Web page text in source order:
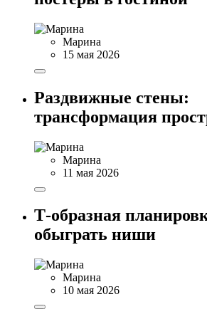
Марина
15 мая 2026
Раздвижные стены:
трансформация
Марина
11 мая 2026
Т-образная
обыграть ниши
Марина
10 мая 2026